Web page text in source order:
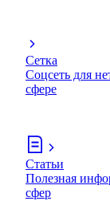
Сетка
Соцсеть для
сфере
Статьи
Полезная
сфер